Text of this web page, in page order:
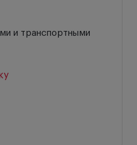
и транспортными